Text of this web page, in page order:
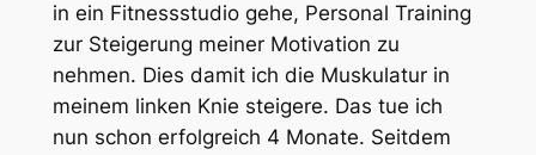
in ein Fitnessstudio gehe, Personal Training
zur Steigerung meiner Motivation zu
nehmen. Dies damit ich die Muskulatur in
meinem linken Knie steigere. Das tue ich
nun schon erfolgreich 4 Monate. Seitdem